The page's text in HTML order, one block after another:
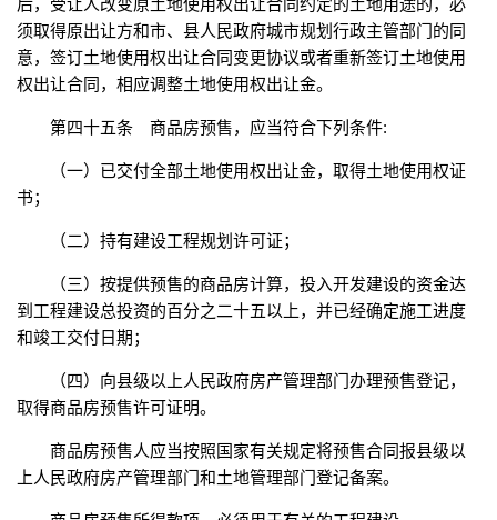
后，受让人改变原土地使用权出让合同约定的土地用途的，必
须取得原出让方和市、县人民政府城市规划行政主管部门的同
意，签订土地使用权出让合同变更协议或者重新签订土地使用
权出让合同，相应调整土地使用权出让金。
第四十五条 商品房预售，应当符合下列条件:
（一）已交付全部土地使用权出让金，取得土地使用权证
书；
（二）持有建设工程规划许可证；
（三）按提供预售的商品房计算，投入开发建设的资金达
到工程建设总投资的百分之二十五以上，并已经确定施工进度
和竣工交付日期；
（四）向县级以上人民政府房产管理部门办理预售登记，
取得商品房预售许可证明。
商品房预售人应当按照国家有关规定将预售合同报县级以
上人民政府房产管理部门和土地管理部门登记备案。